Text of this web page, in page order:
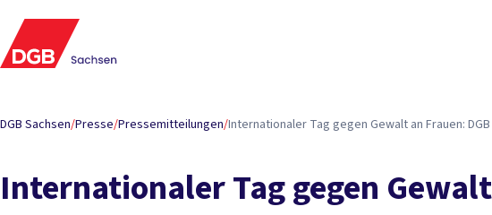
DGB Sachsen/Presse/Pressemitteilungen/Internationaler Tag gegen Gewalt an Frauen:
Internationaler Tag gegen